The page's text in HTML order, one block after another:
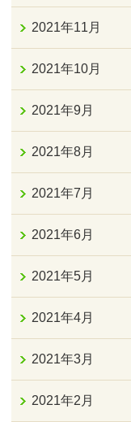
2021年11月
2021年10月
2021年9月
2021年8月
2021年7月
2021年6月
2021年5月
2021年4月
2021年3月
2021年2月